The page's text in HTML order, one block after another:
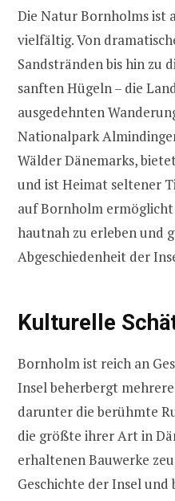
Die Natur Bornholms ist
vielfältig. Von
Sandstränden bis hin zu
sanften Hügeln – die
ausgedehnten
Nationalpark
Wälder Dänemarks,
und ist Heimat seltener
auf Bornholm
hautnah zu erleben und
Abgeschiedenheit der
Kulturelle
Bornholm ist reich an
Insel beherbergt
darunter die berühmte
die größte ihrer Art in
erhaltenen Bauwerke
Geschichte der Insel